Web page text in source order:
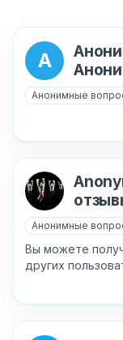
А
Анонимные
Анонимные
Вы можете
других